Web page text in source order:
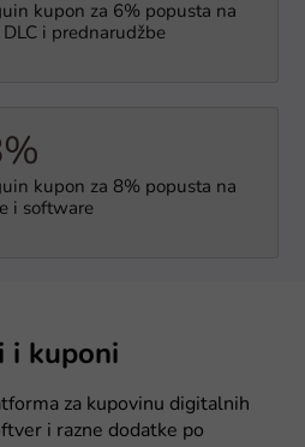
kupon za 6% popusta na
DLC i prednarudžbe
kupon za 8% popusta na
i software
i kuponi
za kupovinu digitalnih
i razne dodatke po